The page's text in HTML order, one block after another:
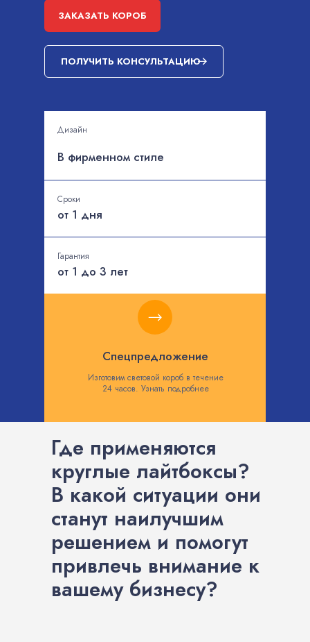
ЗАКАЗАТЬ КОРОБ
ПОЛУЧИТЬ КОНСУЛЬТАЦИЮ
Изготовим световой короб в течение
24 часов. Узнать подробнее
Спецпредложение
В фирменном стиле
Дизайн
от 1 дня
Сроки
Гарантия
от 1 до 3 лет
Где применяются
круглые лайтбоксы?
В какой ситуации они
станут наилучшим
решением и помогут
привлечь внимание к
вашему бизнесу?